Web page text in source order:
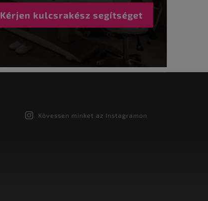
Kérjen kulcsrakész segítséget
Kövessen minket az Instagramon